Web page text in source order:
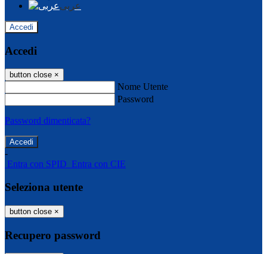
عربى
Accedi
Accedi
button close ×
Nome Utente
Password
Password dimenticata?
-
Entra con SPID Entra con CIE
Seleziona utente
button close ×
Recupero password